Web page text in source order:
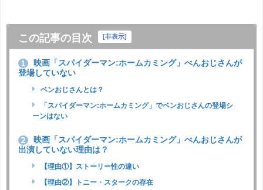
この記事の目次 非表示
1
映画「スパイダーマン:ホームカミング」べんおじさんが
登場していない
ベンおじさんとは？
「スパイダーマン:ホームカミング」でベンおじさんの登場シ
ーンはない
2
映画「スパイダーマン:ホームカミング」べんおじさんが
出演していない理由は？
【理由①】ストーリー性の違い
【理由②】トニー・スタークの存在